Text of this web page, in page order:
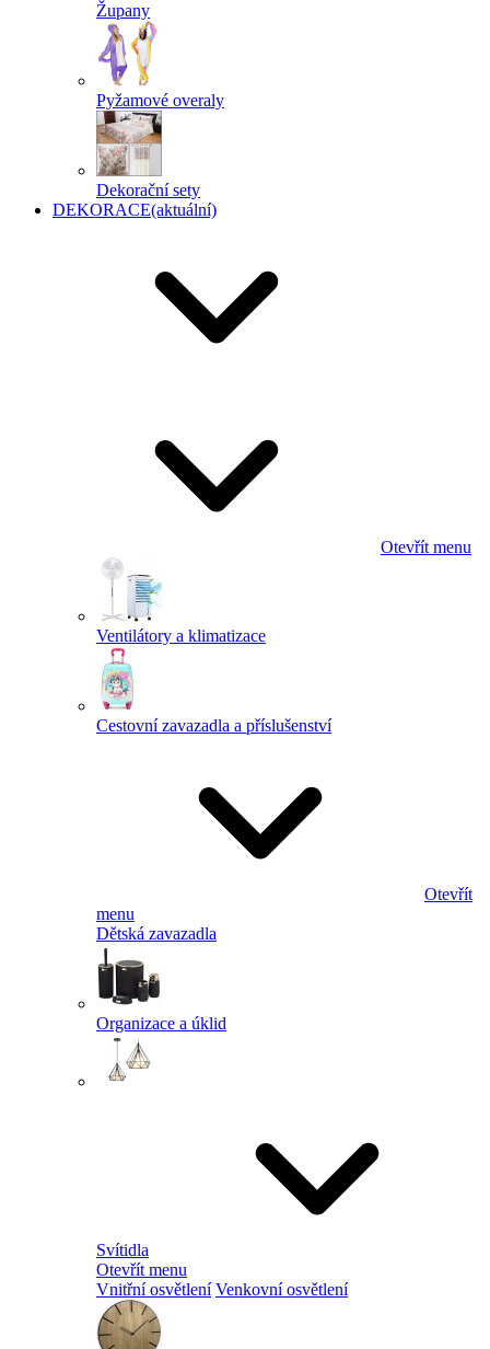
Župany
Pyžamové overaly
Dekorační sety
DEKORACE(aktuální)
Otevřít menu
Ventilátory a klimatizace
Cestovní zavazadla a příslušenství
Otevřít
menu
Dětská zavazadla
Organizace a úklid
Svítidla
Otevřít menu
Vnitřní osvětlení Venkovní osvětlení